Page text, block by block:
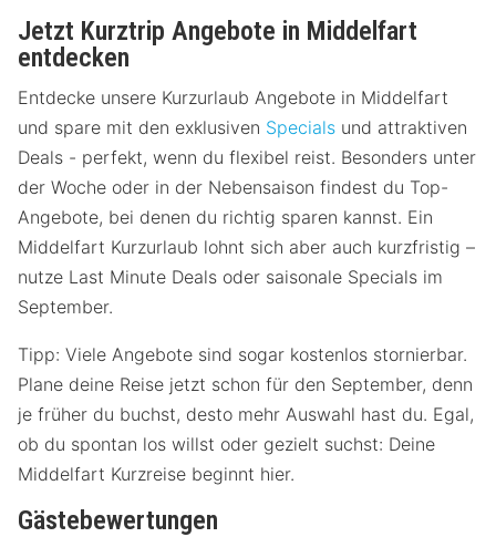
Jetzt Kurztrip Angebote in Middelfart
entdecken
Entdecke unsere Kurzurlaub Angebote in Middelfart
und spare mit den exklusiven Specials und attraktiven
Deals - perfekt, wenn du flexibel reist. Besonders unter
der Woche oder in der Nebensaison findest du Top-
Angebote, bei denen du richtig sparen kannst. Ein
Middelfart Kurzurlaub lohnt sich aber auch kurzfristig –
nutze Last Minute Deals oder saisonale Specials im
September.
Tipp: Viele Angebote sind sogar kostenlos stornierbar.
Plane deine Reise jetzt schon für den September, denn
je früher du buchst, desto mehr Auswahl hast du. Egal,
ob du spontan los willst oder gezielt suchst: Deine
Middelfart Kurzreise beginnt hier.
Gästebewertungen